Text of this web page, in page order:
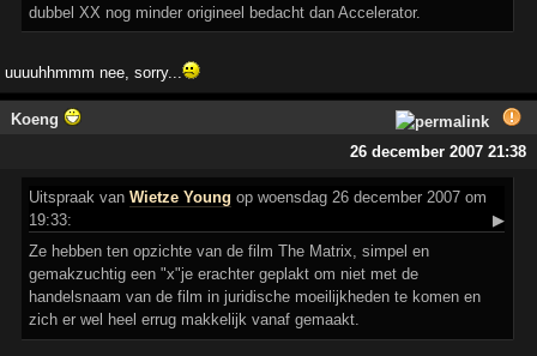
dubbel XX nog minder origineel bedacht dan Accelerator.
uuuuhhmmm nee, sorry...
Koeng
26 december 2007 21:38
Uitspraak vanWietze Young op woensdag 26 december 2007 om
19:33:
▶
Ze hebben ten opzichte van de film The Matrix, simpel en
gemakzuchtig een "x"je erachter geplakt om niet met de
handelsnaam van de film in juridische moeilijkheden te komen en
zich er wel heel errug makkelijk vanaf gemaakt.